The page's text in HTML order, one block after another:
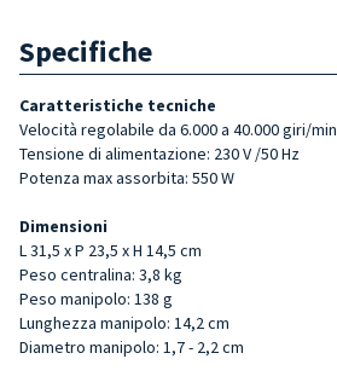
Specifiche
Caratteristiche tecniche
Velocità regolabile da 6.000 a 40.000 giri/min
Tensione di alimentazione: 230 V /50 Hz
Potenza max assorbita: 550 W
Dimensioni
L 31,5 x P 23,5 x H 14,5 cm
Peso centralina: 3,8 kg
Peso manipolo: 138 g
Lunghezza manipolo: 14,2 cm
Diametro manipolo: 1,7 - 2,2 cm